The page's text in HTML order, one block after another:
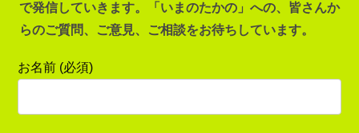
で発信していきます。「いまのたかの」への、皆さんか
らのご質問、ご意見、ご相談をお待ちしています。
お名前 (必須)